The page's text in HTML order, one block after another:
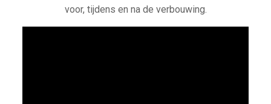
voor, tijdens en na de verbouwing.